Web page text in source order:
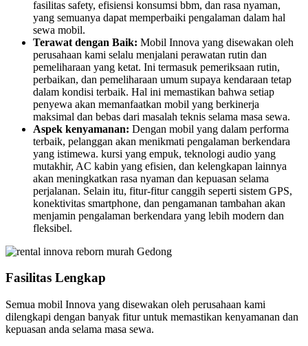
fasilitas safety, efisiensi konsumsi bbm, dan rasa nyaman,
yang semuanya dapat memperbaiki pengalaman dalam hal
sewa mobil.
Terawat dengan Baik: Mobil Innova yang disewakan oleh
perusahaan kami selalu menjalani perawatan rutin dan
pemeliharaan yang ketat. Ini termasuk pemeriksaan rutin,
perbaikan, dan pemeliharaan umum supaya kendaraan tetap
dalam kondisi terbaik. Hal ini memastikan bahwa setiap
penyewa akan memanfaatkan mobil yang berkinerja
maksimal dan bebas dari masalah teknis selama masa sewa.
Aspek kenyamanan: Dengan mobil yang dalam performa
terbaik, pelanggan akan menikmati pengalaman berkendara
yang istimewa. kursi yang empuk, teknologi audio yang
mutakhir, AC kabin yang efisien, dan kelengkapan lainnya
akan meningkatkan rasa nyaman dan kepuasan selama
perjalanan. Selain itu, fitur-fitur canggih seperti sistem GPS,
konektivitas smartphone, dan pengamanan tambahan akan
menjamin pengalaman berkendara yang lebih modern dan
fleksibel.
Fasilitas Lengkap
Semua mobil Innova yang disewakan oleh perusahaan kami
dilengkapi dengan banyak fitur untuk memastikan kenyamanan dan
kepuasan anda selama masa sewa.